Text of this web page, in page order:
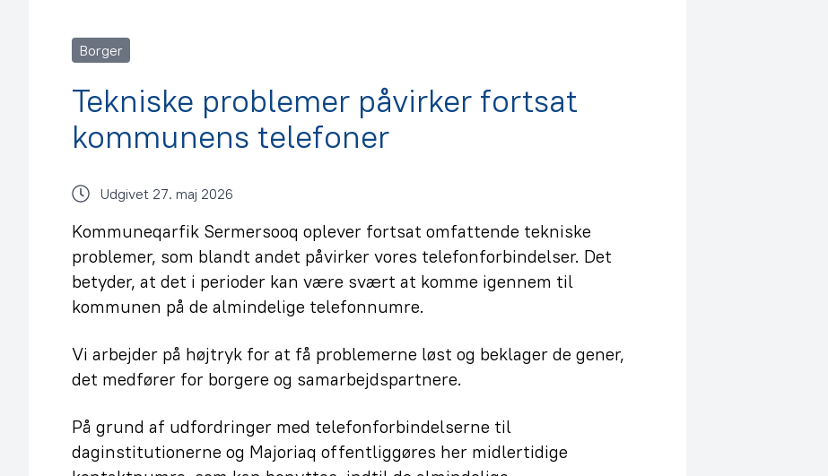
Borger
Tekniske problemer påvirker fortsat
kommunens telefoner
Udgivet 27. maj 2026
Kommuneqarfik Sermersooq oplever fortsat omfattende tekniske
problemer, som blandt andet påvirker vores telefonforbindelser. Det
betyder, at det i perioder kan være svært at komme igennem til
kommunen på de almindelige telefonnumre.
Vi arbejder på højtryk for at få problemerne løst og beklager de gener,
det medfører for borgere og samarbejdspartnere.
På grund af udfordringer med telefonforbindelserne til
daginstitutionerne og Majoriaq offentliggøres her midlertidige